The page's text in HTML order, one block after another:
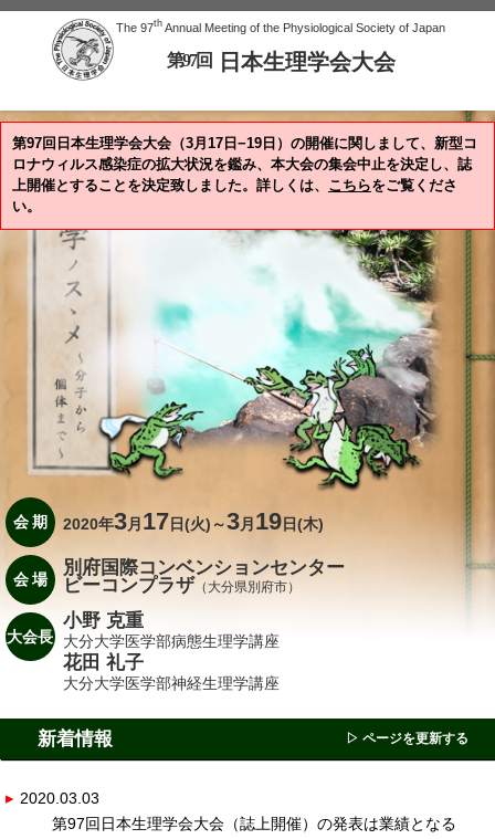
The 97th Annual Meeting of the Physiological Society of Japan
第97回 日本生理学会大会
会期 2020年3月 17 日(火)～3月 19日(木)
会場
別府国際コンベンションセンター
ビーコンプラザ（大分県別府市）
大会長
小野 克重
大分大学医学部病態生理学講座
花田 礼子
大分大学医学部神経生理学講座
第97回日本生理学会大会（3月17日−19日）の開催に関しまして、新型コ
ロナウィルス感染症の拡大状況を鑑み、本大会の集会中止を決定し、誌
上開催とすることを決定致しました。詳しくは、 こちらをご覧くださ
い。
新着情報 ▷ ページを更新する
▸ 2020.03.03
第97回日本生理学会大会（誌上開催）の発表は業績となる